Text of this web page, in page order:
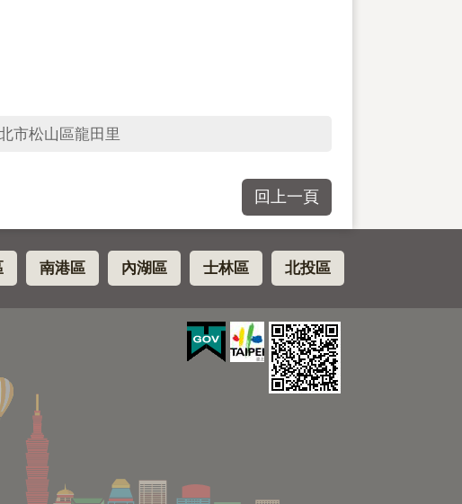
市松山區龍田里
回上一頁
南港區 內湖區 士林區 北投區